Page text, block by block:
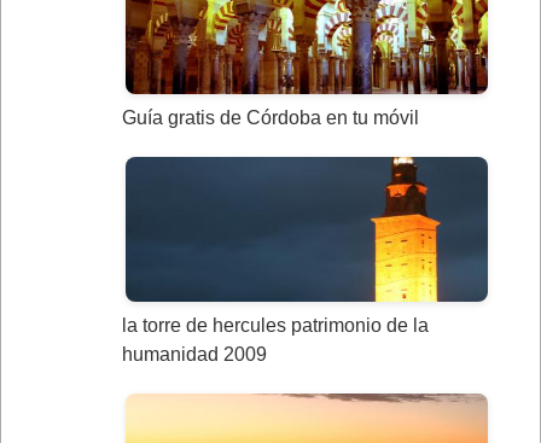
Guía gratis de Córdoba en tu móvil
la torre de hercules patrimonio de la
humanidad 2009